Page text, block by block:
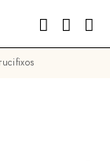
Crucifixos